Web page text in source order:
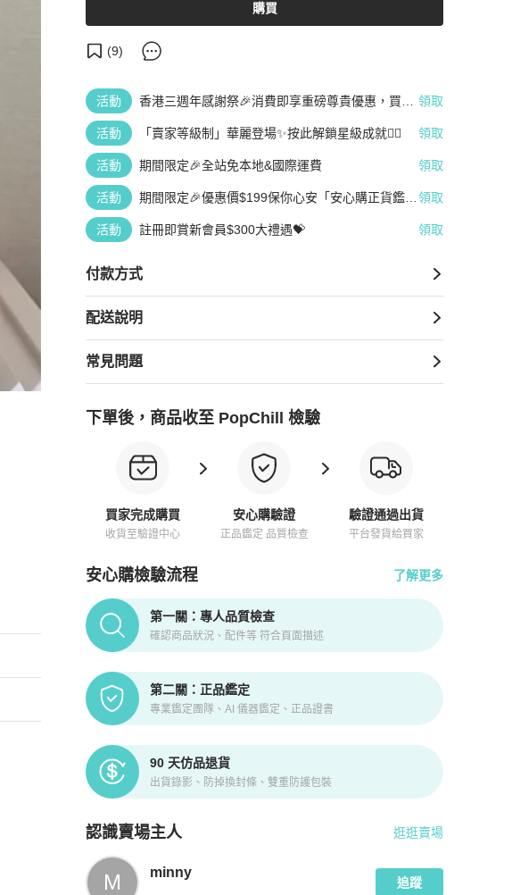
購買
(9)
活動
香港三週年感謝祭🎉消費即享重磅尊貴優惠，買越
領取
活動 「賣家等級制」華麗登場✨按此解鎖星級成就👆🏻 領取
活動 期間限定🎉全站免本地&國際運費 領取
活動
期間限定🎉優惠價$199保你心安「安心購正貨鑑
領取
活動 註冊即賞新會員$300大禮遇💝 領取
付款方式
配送說明
常見問題
下單後，商品收至 PopChill 檢驗
買家完成購買
收貨至驗證中心
安心購驗證
正品鑑定 品質檢查
驗證通過出貨
平台發貨給買家
安心購檢驗流程 了解更多
PopChill拍拍圈正品驗證、安心購檢驗流程介紹
第一關：專人品質檢查
確認商品狀況、配件等 符合頁面描述
第二關：正品鑑定
專業鑑定團隊、AI 儀器鑑定、正品證書
90 天仿品退貨
出貨錄影、防掉換封條、雙重防護包裝
認識賣場主人
PopChill 拍拍圈嚴選賣家
逛逛賣場
M minny
追蹤